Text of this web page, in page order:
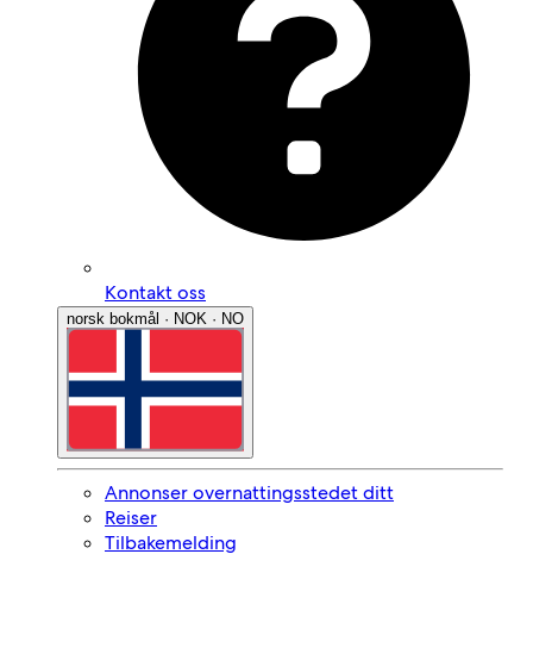
Kontakt oss
norsk bokmål · NOK · NO
Annonser overnattingsstedet ditt
Reiser
Tilbakemelding